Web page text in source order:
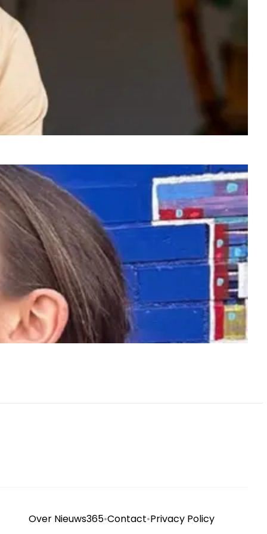
Over Nieuws365•Contact•Privacy Policy